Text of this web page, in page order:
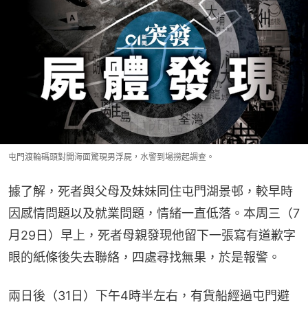
屯門渡輪碼頭對開海面驚現男浮屍，水警到場撈起調查。
據了解，死者與父母及妹妹同住屯門湖景邨，較早時
因感情問題以及就業問題，情緒一直低落。本周三（7
月29日）早上，死者母親發現他留下一張寫有道歉字
眼的紙條後失去聯絡，四處尋找無果，於是報警。
兩日後（31日）下午4時半左右，有貨船經過屯門避